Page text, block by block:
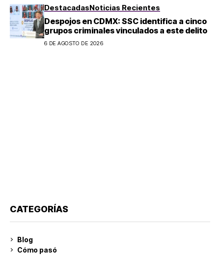
DestacadasNoticias Recientes
Despojos en CDMX: SSC identifica a cinco
grupos criminales vinculados a este delito
6 DE AGOSTO DE 2026
CATEGORÍAS
Blog
Cómo pasó